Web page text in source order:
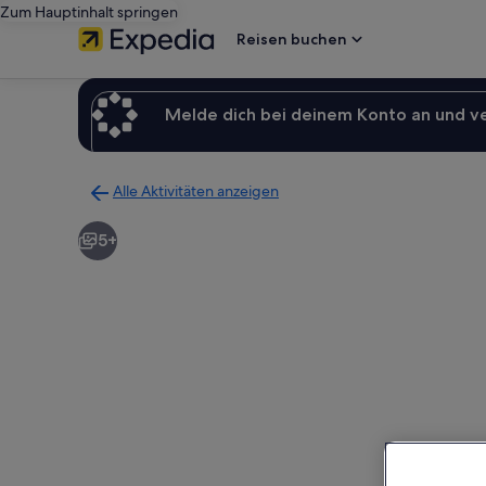
Zum Hauptinhalt springen
Reisen buchen
Melde dich bei deinem Konto an und
Alle Aktivitäten anzeigen
zur
Ergebnisseite
5+